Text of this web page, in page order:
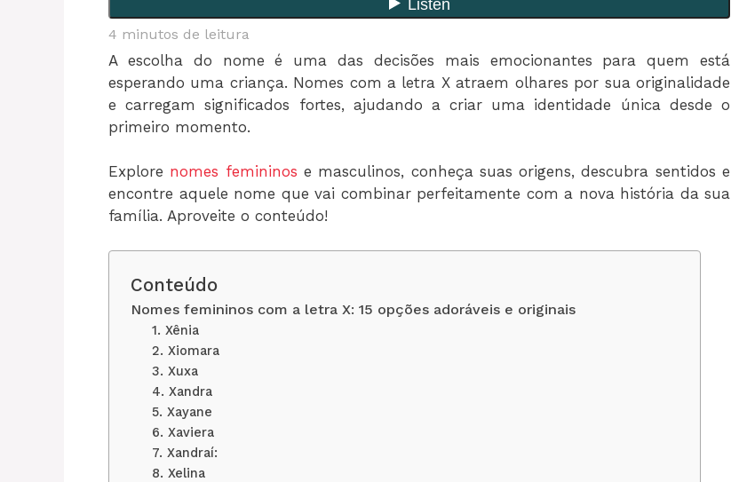
4 minutos de leitura
A escolha do nome é uma das decisões mais emocionantes para quem está
esperando uma criança. Nomes com a letra X atraem olhares por sua originalidade
e carregam significados fortes, ajudando a criar uma identidade única desde o
primeiro momento.
Explore nomes femininos e masculinos, conheça suas origens, descubra sentidos e
encontre aquele nome que vai combinar perfeitamente com a nova história da sua
família. Aproveite o conteúdo!
Conteúdo
Nomes femininos com a letra X: 15 opções adoráveis e originais
1. Xênia
2. Xiomara
3. Xuxa
4. Xandra
5. Xayane
6. Xaviera
7. Xandraí:
8. Xelina